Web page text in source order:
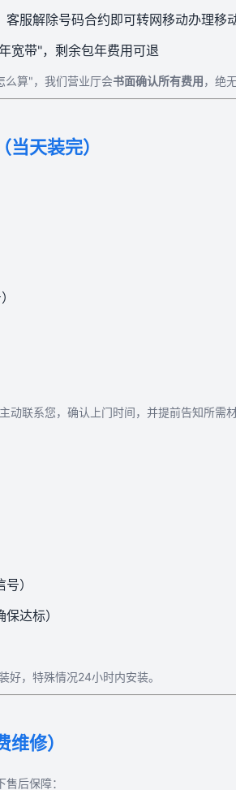
客服解除号码合约即可转网移动办理移
宽带"，剩余包年费用可退
么算"，我们营业厅会书面确认所有费用，绝
天装完）
动联系您，确认上门时间，并提前告知所需
）
达标）
好，特殊情况24小时内安装。
修）
后保障：